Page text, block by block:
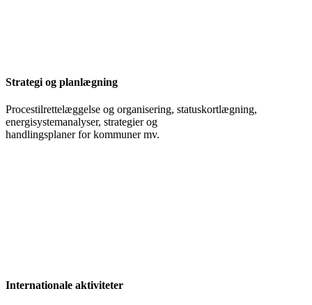
Strategi og planlægning
Procestilrettelæggelse og organisering, statuskortlægning,
energisystemanalyser, strategier og
handlingsplaner for kommuner mv.
Internationale aktiviteter